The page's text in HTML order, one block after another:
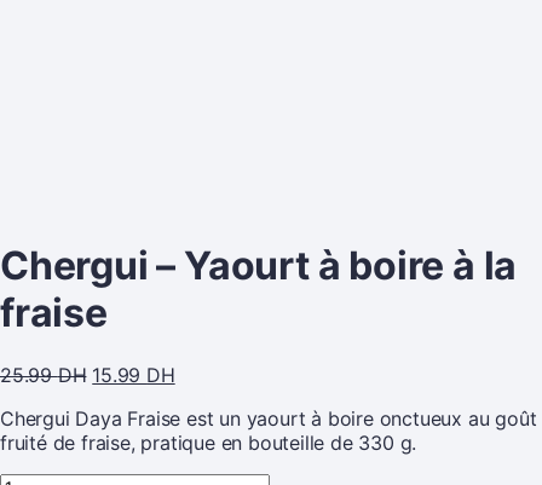
Chergui – Yaourt à boire à la
fraise
25.99DH 15.99 DH
Chergui Daya Fraise est un yaourt à boire onctueux au goût
fruité de fraise, pratique en bouteille de 330 g.